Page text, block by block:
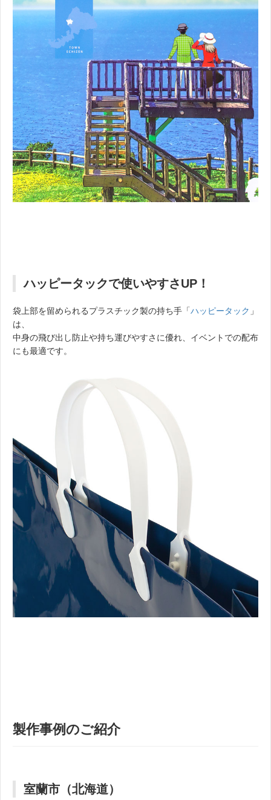
ハッピータックで使いやすさUP！
袋上部を留められるプラスチック製の持ち手「ハッピータック 」
は、
中身の飛び出し防止や持ち運びやすさに優れ、イベントでの配布
にも最適です。
製作事例のご紹介
室蘭市（北海道）